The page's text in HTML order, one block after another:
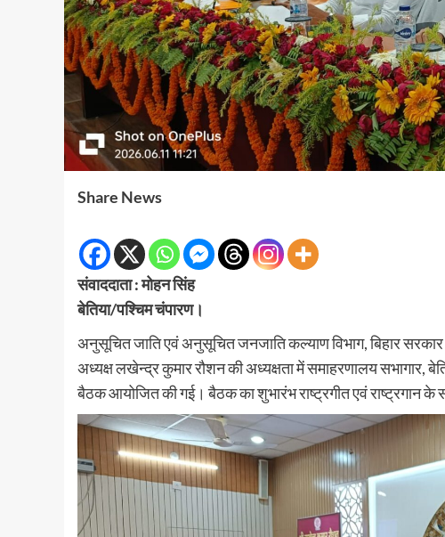
Share News
संवाददाता : मोहन सिंह
बेतिया/पश्चिम चंपारण।
अनुसूचित जाति एवं अनुसूचित जनजाति कल्याण विभाग, बिहार
अध्यक्ष लखेन्द्र कुमार रौशन की अध्यक्षता में समाहरणालय सभागार,
बैठक आयोजित की गई। बैठक का शुभारंभ राष्ट्रगीत एवं राष्ट्रगान के